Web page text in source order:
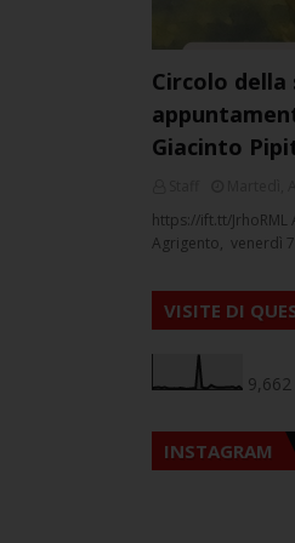
Circolo
Giacinto
https://ift.tt/
Agrigento, venerdì 7
VISITE DI
9,662
INSTAGRAM